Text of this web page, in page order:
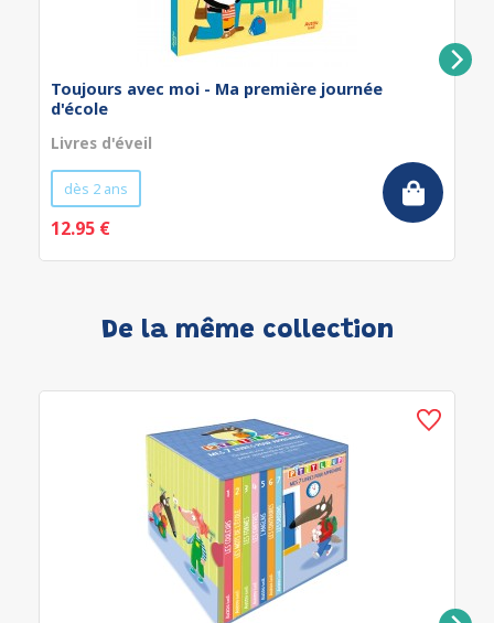
Toujours avec moi - Ma première journée
d'école
Livres d'éveil
dès 2 ans
12.95 €
De la même collection